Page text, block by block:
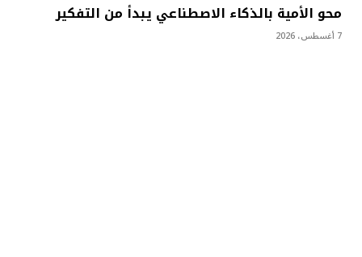
محو الأمية بالذكاء الاصطناعي يبدأ من التفكير
7 أغسطس، 2026